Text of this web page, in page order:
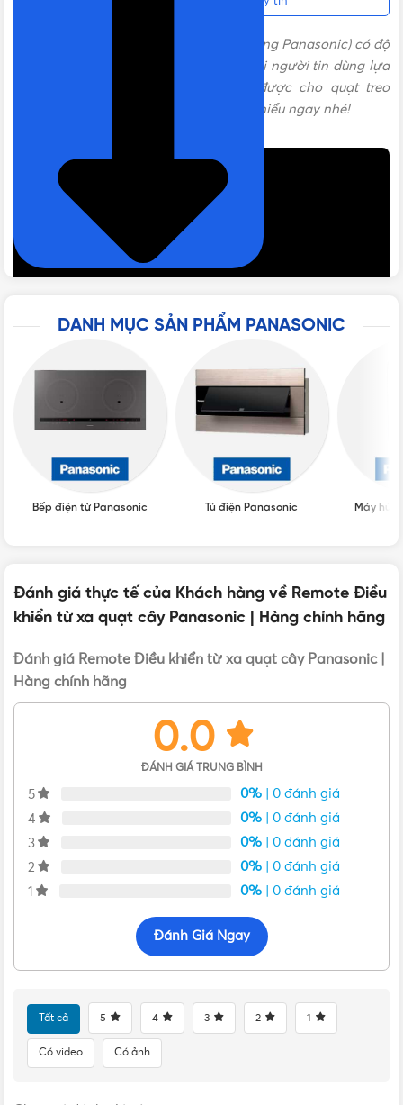
(quạt đứng Panasonic) có độ
bền vượt trội, chất lượng cao được mọi người tin dùng lựa
chọn. Sản phẩm cũng thể sử dụng được cho quạt treo
tìm hiểu ngay nhé!
Trên tay Remote quạt đứng Panasonic
Đặc điểm của điều khiển quạt cây Panasonic
khách hàng tin dùng.
điều khiển quạt cây panasonic
tháo pin một cách dễ dàng. Sản phẩm sử dụng 2 cục pin
chức năng hẹn giờ hiện đại.
phẩm
remote làm nhái, kém chất lượng. Do đó, để sở
hữuđiều khiển quạt cây Panasonic
DANH MỤC SẢN PHẨM PANASONIC
Bếp điện từ Panasonic Tủ điện Panasonic Máy hút
Đánh giá thực tế của Khách hàng về Remote Điều
khiển từ xa quạt cây Panasonic | Hàng chính hãng
Đánh giá Remote Điều khiển từ xa quạt cây Panasonic |
Hàng chính hãng
0.0
ĐÁNH GIÁ TRUNG BÌNH
5 0% | 0 đánh giá
4
0% | 0 đánh giá
3
0% | 0 đánh giá
2
0% | 0 đánh giá
1
0% | 0 đánh giá
Đánh Giá Ngay
Tất cả 5 4 3 2 1
Có video Có ảnh